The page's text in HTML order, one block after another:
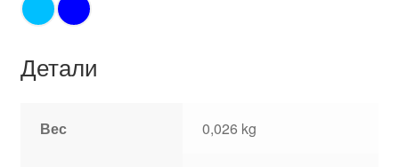
Детали
Вес 0,026 kg